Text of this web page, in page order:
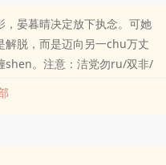
晏暮晴决定放下执念。可她
解脱，而是迈向另一chu万丈
shen。注意：洁党勿ru/双非/
保护机制已开启，骂人者通通